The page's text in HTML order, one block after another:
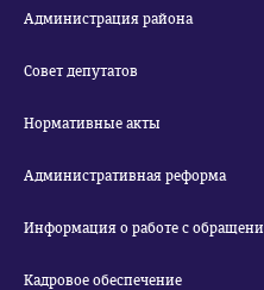
Администрация района
Совет депутатов
Нормативные акты
Административная реформа
Информация о работе с
Кадровое обеспечение